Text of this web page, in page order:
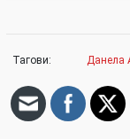
Тагови: Данела